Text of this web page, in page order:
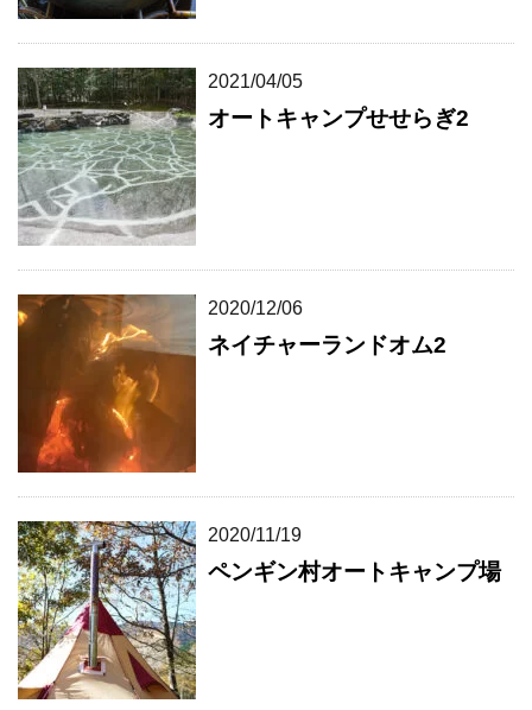
2021/04/05
オートキャンプせせらぎ2
2020/12/06
ネイチャーランドオム2
2020/11/19
ペンギン村オートキャンプ場